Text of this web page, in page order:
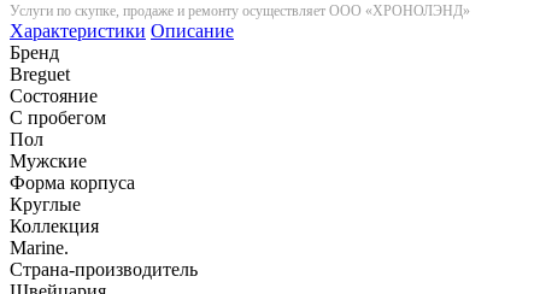
Услуги по скупке, продаже и ремонту осуществляет ООО «ХРОНОЛЭНД»
Характеристики Описание
Бренд
Breguet
Состояние
С пробегом
Пол
Мужские
Форма корпуса
Круглые
Коллекция
Marine.
Страна-производитель